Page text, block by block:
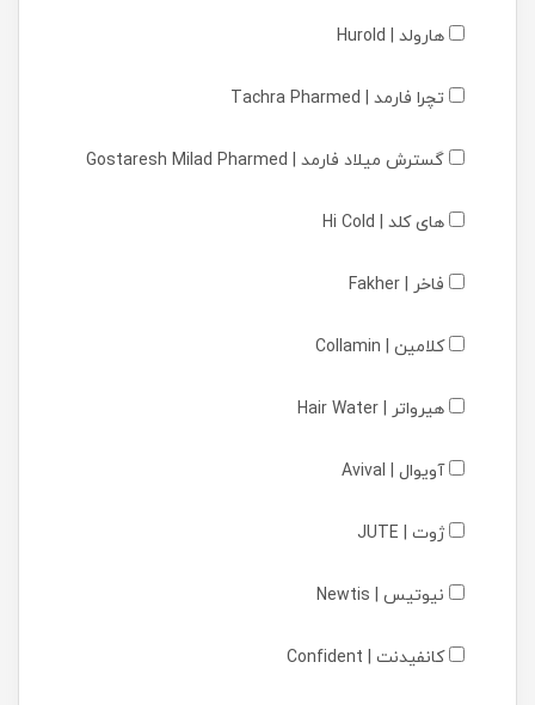
هارولد | Hurold
تچرا فارمد | Tachra Pharmed
گسترش میلاد فارمد | Gostaresh Milad Pharmed
های کلد | Hi Cold
فاخر | Fakher
کلامین | Collamin
هیرواتر | Hair Water
آویوال | Avival
ژوت | JUTE
نیوتیس | Newtis
کانفیدنت | Confident